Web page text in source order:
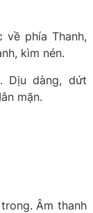
phía Thanh,
kìm nén.
Dịu dàng, dứt
mặn.
Âm thanh